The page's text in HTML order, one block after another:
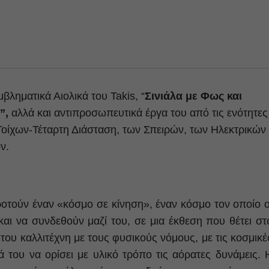
Αιολικά του Takis, “Σινιάλα με Φως και
αλλά και αντιπροσωπευτικά έργα του από τις ενότητες
Τέταρτη Διάσταση, των Σπειρών, των Ηλεκτρικών
έναν «κόσμο σε κίνηση», έναν κόσμο τον οποίο
να συνδεθούν μαζί του, σε μια έκθεση που θέτει
καλλιτέχνη με τους φυσικούς νόμους, με τις
να ορίσει με υλικό τρόπο τις αόρατες δυνάμεις.